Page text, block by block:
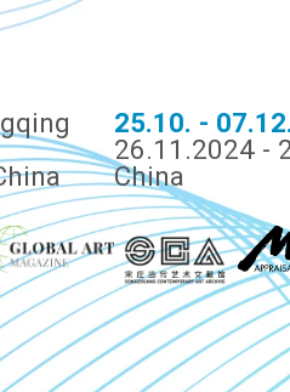
25.10. -
26.11.2024 -
China